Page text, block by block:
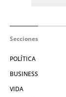
Secciones
POLÍTICA
BUSINESS
VIDA